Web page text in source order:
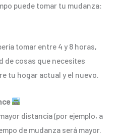
puede tomar tu mudanza:
tomar entre 4 y 8 horas,
de cosas que necesites
tu hogar actual y el nuevo.
distancia (por ejemplo, a
de mudanza será mayor.